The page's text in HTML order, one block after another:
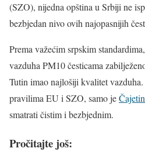
(SZO), nijedna opština u Srbiji ne
bezbjedan nivo ovih najopasnijih
Prema važećim srpskim
vazduha PM10 česticama
Tutin imao najlošiji kvalitet
pravilima EU i SZO, samo je
smatrati čistim i bezbjednim.
Pročitajte još: